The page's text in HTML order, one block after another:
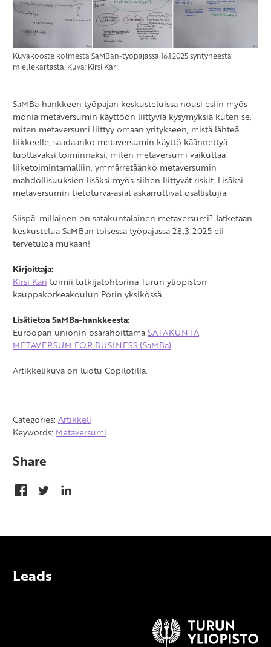
Kuvakooste kolmesta SaMBan-työpajassa 16.1.2025 syntyneestä
miellekartasta. Kuva: Kirsi Kari.
SaMBa-hankkeen työpajan keskusteluissa nousi esiin myös
monia metaversumin käyttöön liittyviä kysymyksiä kuten se,
miten metaversumi liittyy omaan yritykseen, mistä lähteä
liikkeelle, saadaanko metaversumin käyttö käännettyä
tuottavaksi toiminnaksi, miten metaversumi vaikuttaa
liiketoimintamalliin, ymmärretäänkö metaversumin
mahdollisuuksien lisäksi myös siihen liittyvät riskit. Lisäksi
metaversumin tietoturva-asiat askarruttivat osallistujia.
Siispä: millainen on satakuntalainen metaversumi? Jatketaan
keskustelua SaMBan toisessa työpajassa 28.3.2025 eli
tervetuloa mukaan!
Kirjoittaja:
Kirsi Kari toimii tutkijatohtorina Turun yliopiston
kauppakorkeakoulun Porin yksikössä.
Lisätietoa SaMBa-hankkeesta:
Euroopan unionin osarahoittamaSATAKUNTA
METAVERSUM FOR BUSINESS (SaMBa)
Artikkelikuva on luotu Copilotilla.
Categories: Artikkeli
Keywords: Metaversumi
Share
Leads